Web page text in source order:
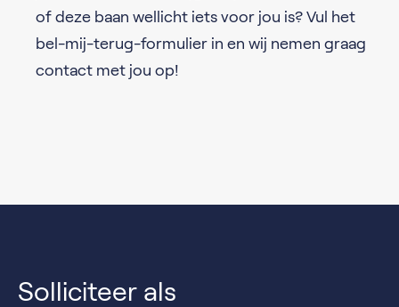
of deze baan wellicht iets voor jou is? Vul het
bel-mij-terug-formulier in en wij nemen graag
contact met jou op!
Solliciteer als